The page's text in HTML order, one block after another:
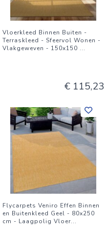
Vloerkleed Binnen Buiten -
Terraskleed - Sfeervol Wonen -
Vlakgeweven - 150x150 ...
€ 115,23
Flycarpets Veniro Effen Binnen
en Buitenkleed Geel - 80x250
cm - Laagpolig Vloer...